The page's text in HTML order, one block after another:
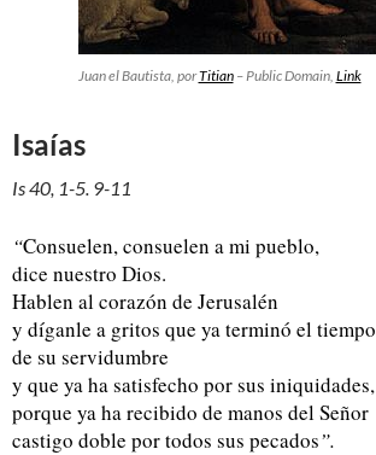
Juan el Bautista, porTitian– Public Domain, Link
Isaías
Is 40, 1-5. 9-11
“Consuelen, consuelen a mi pueblo,
dice nuestro Dios.
Hablen al corazón de Jerusalén
y díganle a gritos que ya terminó el tiempo
de su servidumbre
y que ya ha satisfecho por sus iniquidades,
porque ya ha recibido de manos del Señor
castigo doble por todos sus pecados”.